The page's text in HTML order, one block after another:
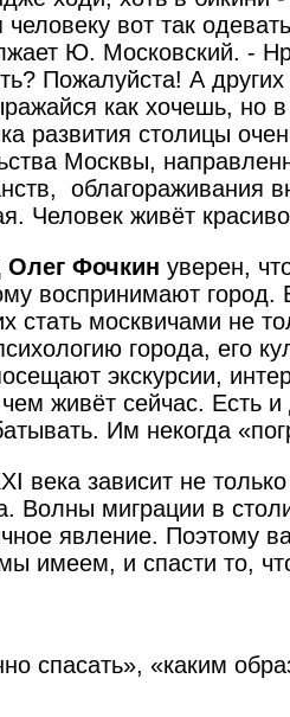
вот так
Ю. Московский. -
Пожалуйста! А других
как хочешь, но
развития столицы
Москвы,
облагораживания
Человек живёт
Олег Фочкин уверен,
воспринимают город.
стать москвичами не
города, его
экскурсии,
живёт сейчас. Есть и
Им некогда
века зависит не только
Волны миграции в
явление. Поэтому
имеем, и спасти то,
спасать», «каким